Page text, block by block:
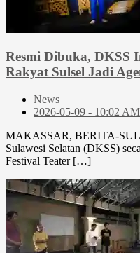
Resmi Dibuka, DKSS
Rakyat Sulsel Jadi
News
2026-05-09 - 10:02 AM
MAKASSAR, BERITA-
Sulawesi Selatan (DKSS)
Festival Teater […]